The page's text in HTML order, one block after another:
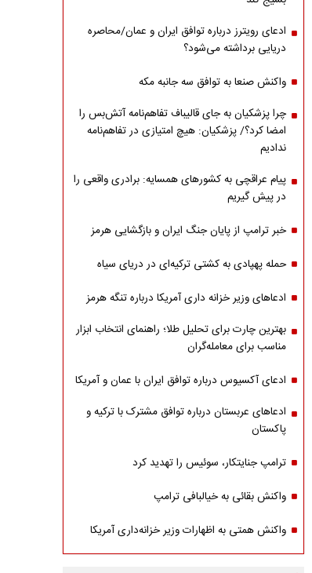
ادعای رویترز درباره توافق ایران و عمان/محاصره
دریایی برداشته می‌شود؟
واکنش صنعا به توافق سه جانبه مکه
چرا پزشکیان به جای قالیباف تفاهم‌نامه آتش‌بس را
امضا کرد؟/ پزشکیان: هیچ امتیازی در تفاهم‌نامه
ندادیم
پیام عراقچی به کشورهای همسایه: برادری واقعی را
در پیش گیریم
خبر ترامپ از پایان جنگ ایران و بازگشایی هرمز
حمله پهپادی به کشتی ترکیه‌ای در دریای سیاه
ادعاهای وزیر خزانه داری آمریکا درباره تنگه هرمز
بهترین چارت برای تحلیل طلا؛ راهنمای انتخاب ابزار
مناسب برای معامله‌گران
ادعای آکسیوس درباره توافق ایران با عمان و آمریکا
ادعاهای عربستان درباره توافق مشترک با ترکیه و
پاکستان
ترامپ جنایتکار، سوئیس را تهدید کرد
واکنش بقائی به خیالبافی ترامپ
واکنش همتی به اظهارات وزیر خزانه‌داری آمریکا